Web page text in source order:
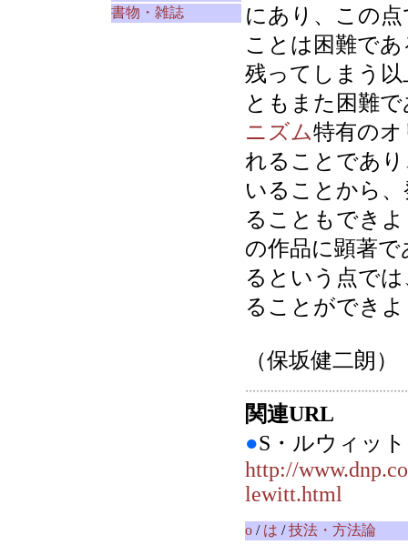
書物・雑誌
にあり、この
ことは困難で
残ってしまう
ともまた困難
ニズム特有の
れることであ
いることから
ることもでき
の作品に顕著
るという点では
ることができ
（保坂健二朗）
関連URL
●S・ルウィッ
http://
lewitt.html
o/ は /技法・方法論